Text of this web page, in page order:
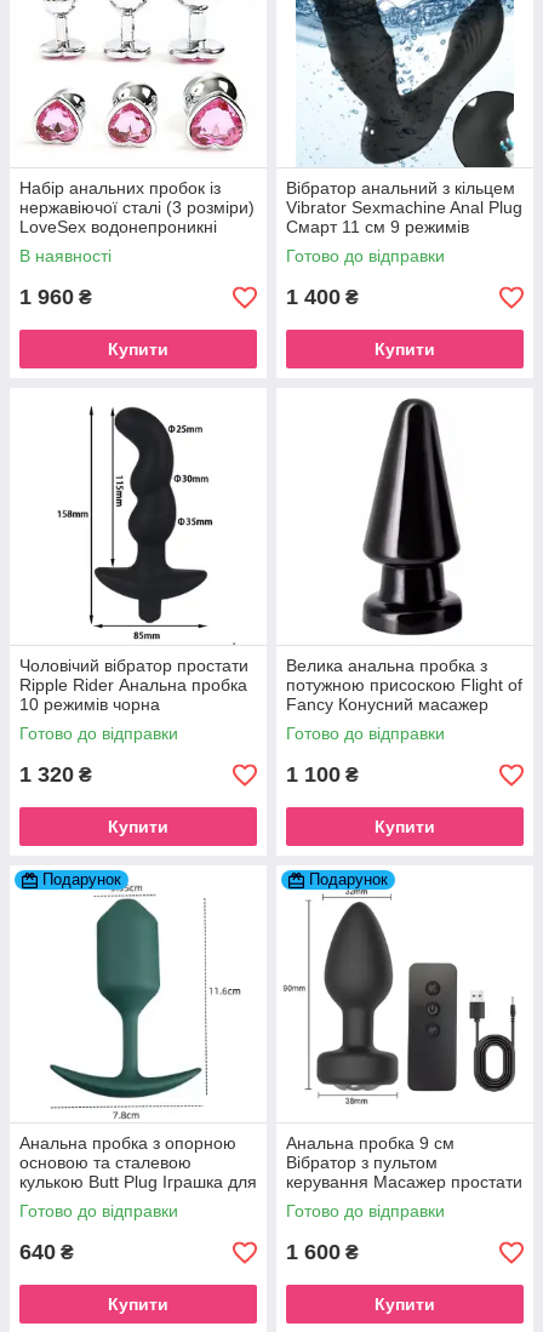
Набір анальних пробок із
нержавіючої сталі (3 розміри)
LoveSex водонепроникні
В наявності
1 960 ₴
Купити
Вібратор анальний з кільцем
Vibrator Sexmachine Anal Plug
Смарт 11 см 9 режимів
роботи чорний
Готово до відправки
1 400 ₴
Купити
Чоловічий вібратор простати
Ripple Rider Анальна пробка
10 режимів чорна
Готово до відправки
1 320 ₴
Купити
Велика анальна пробка з
потужною присоскою Flight of
Fancy Конусний масажер
простати 15 см
Готово до відправки
1 100 ₴
Купити
Подарунок
Анальна пробка з опорною
основою та сталевою
кулькою Butt Plug Іграшка для
дорослих
Готово до відправки
640 ₴
Купити
Подарунок
Анальна пробка 9 см
Вібратор з пультом
керування Масажер простати
Мастурбатор Анальні Секс-
іграшки
Готово до відправки
1 600 ₴
Купити